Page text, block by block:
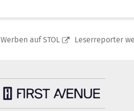
Werben auf STOL Leserreporter